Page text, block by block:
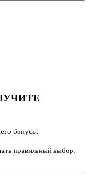
бонусы.
правильный выбор.